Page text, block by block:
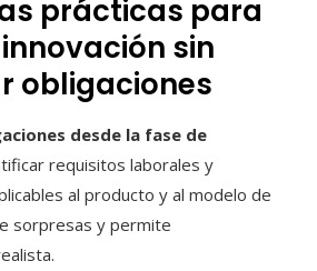
prácticas para
sin
obligaciones
desde la fase de
requisitos laborales y
al producto y al modelo de
sorpresas y permite